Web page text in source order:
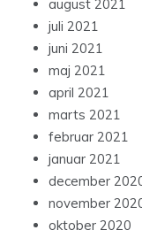
august 2021
juli 2021
juni 2021
maj 2021
april 2021
marts 2021
februar 2021
januar 2021
december
november
oktober 2020